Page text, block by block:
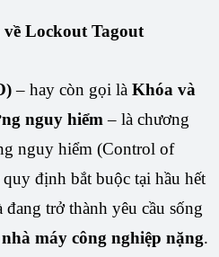
Lockout Tagout
– hay còn gọi là Khóa và
nguy hiểm – là chương
nguy hiểm (Control of
định bắt buộc tại hầu hết
trở thành yêu cầu sống
nhà máy công nghiệp nặng.